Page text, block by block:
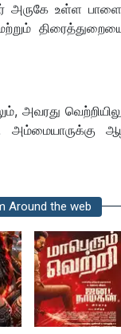
உள்ள
அவரது
Around the web